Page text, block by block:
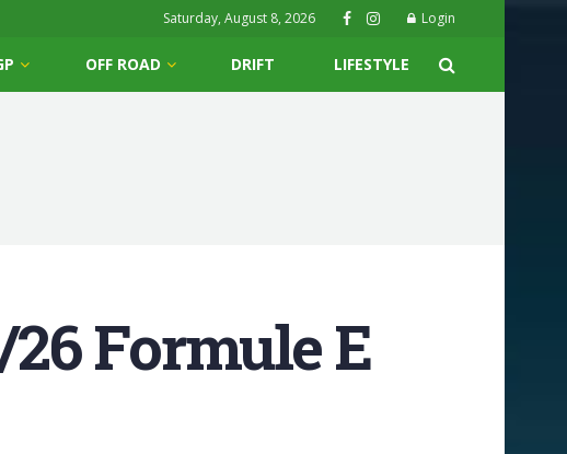
Saturday, August 8, 2026 Login
OFF ROAD DRIFT LIFESTYLE
Formule E